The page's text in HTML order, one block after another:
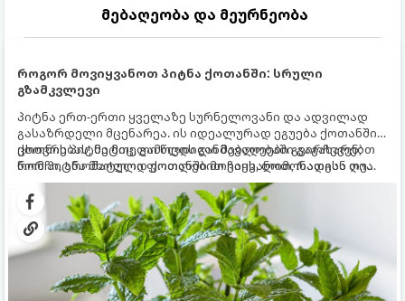
მებაღეობა და მეურნეობა
როგორ მოვიყვანოთ პიტნა ქოთანში: სრული
გზამკვლევი
პიტნა ერთ-ერთი ყველაზე სურნელოვანი და ადვილად
გასაზრდელი მცენარეა. ის იდეალურად ეგუება ქოთანში
ცხოვრებას, მეტიც, გამოცდილი მებაღეები გვირჩევენ,
რომ პიტნა მხოლოდ ქოთანში მოვიყვანოთ, რადგან ღია
გრუნტში (ბაღში) დარგვისას ის ფესვებით ძალიან
სწრაფად ვრცელდება და სხვა მცენარეებს ავიწროებს.
ქოთნის პიტნა მთელი წლის განმავლობაში გაგახარებთ
ნორჩი, არომატული ფოთლებით ჩაის, ლიმონათისა თუ
კერძებისთვის.